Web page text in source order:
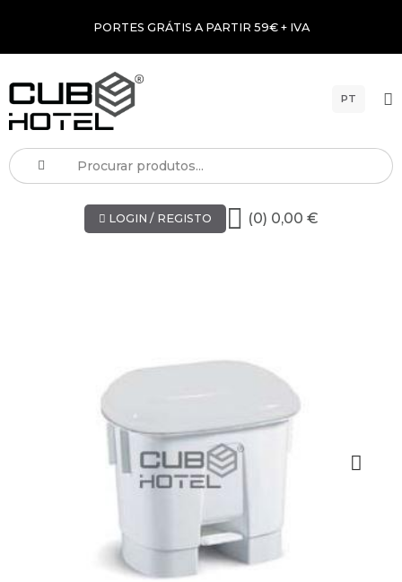
PORTES GRÁTIS A PARTIR 59€ + IVA
PT
LOGIN / REGISTO (0) 0,00 €